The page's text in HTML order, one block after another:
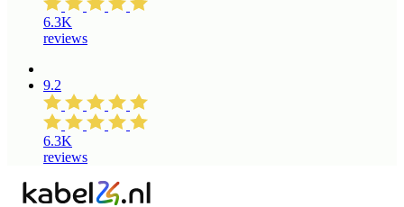
6.3K
reviews
9.2
6.3K
reviews